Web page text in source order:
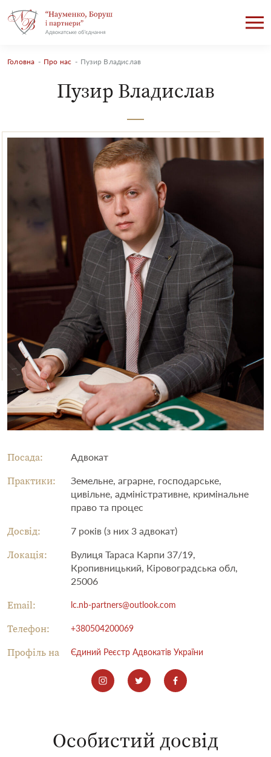
Головна - Про нас - Пузир Владислав
Пузир Владислав
Посада: Адвокат
Практики:
Земельне, аграрне, господарське,
цивільне, адміністративне, кримінальне
право та процес
Досвід: 7 років (з них 3 адвокат)
Локація:
Вулиця Тараса Карпи 37/19,
Кропивницький, Кіровоградська обл,
25006
Email: lc.nb-partners@outlook.com
Телефон: +380504200069
Профіль на Єдиний Реєстр Адвокатів України
Особистий досвід